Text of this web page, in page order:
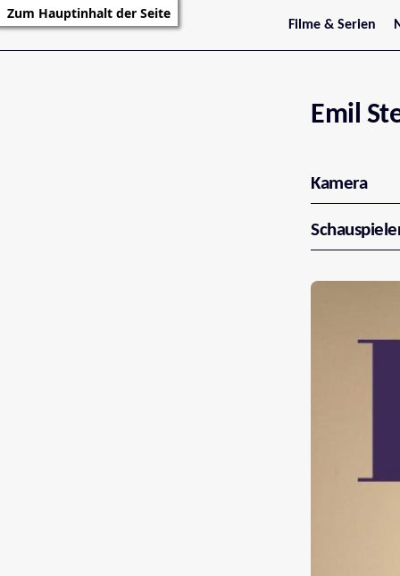
Zum Hauptinhalt der Seite
Filme & Serien
Trailer
Serienarchiv
Emil
Kamera